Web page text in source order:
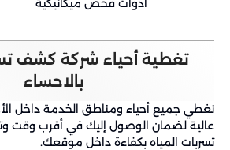
أدوات فحص ميكانيكية
تغطية أحياء شركة كشف
بالاحساء
نغطي جميع أحياء ومناطق الخدمة داخل
عالية لضمان الوصول إليك في أقرب وقت
تسربات المياه بكفاءة داخل موقعك.